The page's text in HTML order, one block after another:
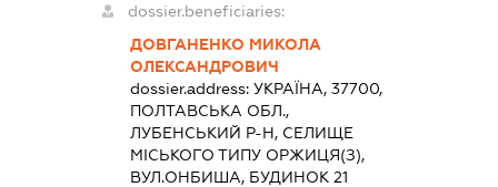
dossier.beneficiaries:
ДОВГАНЕНКО МИКОЛА
ОЛЕКСАНДРОВИЧ
dossier.address:УКРАЇНА, 37700,
ПОЛТАВСЬКА ОБЛ.,
ЛУБЕНСЬКИЙ Р-Н, СЕЛИЩЕ
МІСЬКОГО ТИПУ ОРЖИЦЯ(З),
ВУЛ.ОНБИША, БУДИНОК 21